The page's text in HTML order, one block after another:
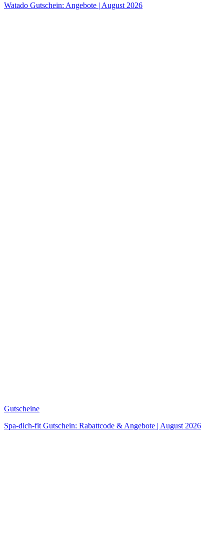
Watado Gutschein: Angebote | August 2026
Gutscheine
Spa-dich-fit Gutschein: Rabattcode & Angebote | August 2026